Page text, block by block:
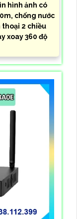
hình ảnh có
chống nước
thoại 2 chiều
xoay 360 độ